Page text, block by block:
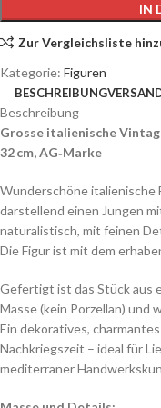
IN
Zur Vergleichsliste
Kategorie: Figuren
BESCHREIBUNG
Beschreibung
Grosse italienische
32 cm, AG‑Marke
Wunderschöne italienische
darstellend einen Jungen
naturalistisch, mit feinen
Die Figur ist mit dem
Gefertigt ist das Stück aus
Masse (kein Porzellan) und
Ein dekoratives,
Nachkriegszeit – ideal für
mediterraner